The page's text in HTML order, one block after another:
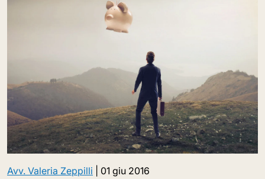
Avv. Valeria Zeppilli 01 giu 2016